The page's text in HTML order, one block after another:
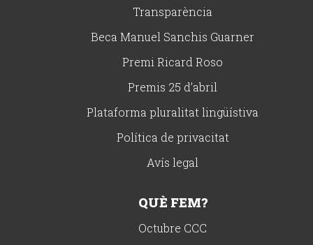
Transparència
Beca Manuel Sanchis Guarner
Premi Ricard Roso
Premis 25 d’abril
Plataforma pluralitat lingüístiva
Política de privacitat
Avís legal
QUÈ FEM?
Octubre CCC